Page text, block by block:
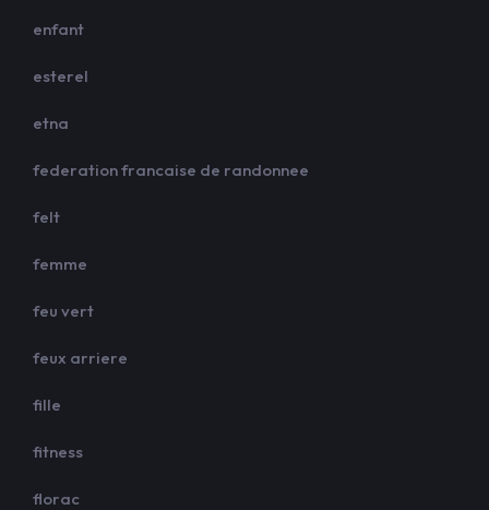
enfant
esterel
etna
federation francaise de randonnee
felt
femme
feu vert
feux arriere
fille
fitness
florac